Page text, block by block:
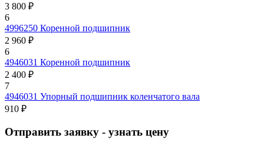
3 800 ₽
6
4996250 Коренной подшипник
2 960 ₽
6
4946031 Коренной подшипник
2 400 ₽
7
4946031 Упорный подшипник коленчатого вала
910 ₽
Отправить заявку - узнать цену